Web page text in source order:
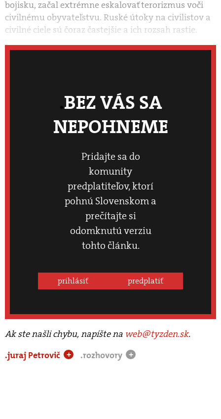
bojisku, začal extrémne eskalovať terorizmus voči
civilnému obyvateľstvu. Ruské útoky na civilistov a
civilné ciele sú čoraz častejšie a ich rozsah rastie.
BEZ VÁS SA
NEPOHNEME
Pridajte sa do
komunity
predplatiteľov, ktorí
pohnú Slovenskom a
prečítajte si
odomknutú verziu
tohto článku.
prihlásiť predplatiť
Ak ste našli chybu, napíšte na web@tyzden.sk.
.juraj Petrovič
+ .rozhovory +